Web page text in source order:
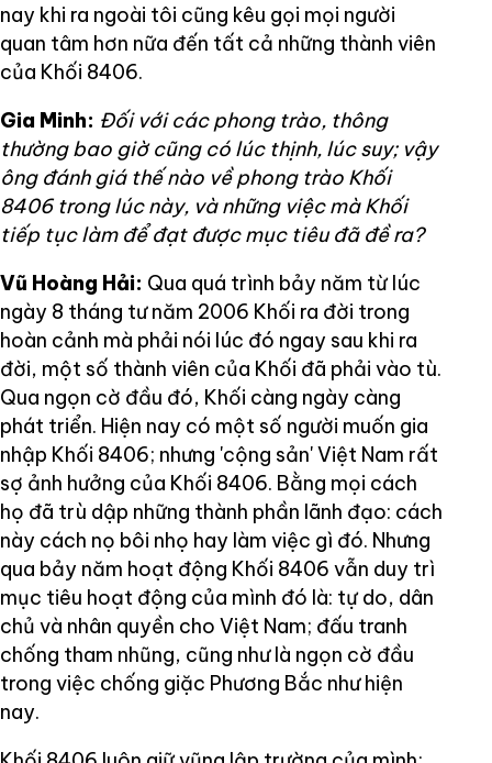
nay khi ra ngoài tôi cũng kêu gọi mọi người
quan tâm hơn nữa đến tất cả những thành viên
của Khối 8406.
Gia Minh: Đối với các phong trào, thông
thường bao giờ cũng có lúc thịnh, lúc suy; vậy
ông đánh giá thế nào về phong trào Khối
8406 trong lúc này, và những việc mà Khối
tiếp tục làm để đạt được mục tiêu đã đề ra?
Vũ Hoàng Hải: Qua quá trình bảy năm từ lúc
ngày 8 tháng tư năm 2006 Khối ra đời trong
hoàn cảnh mà phải nói lúc đó ngay sau khi ra
đời, một số thành viên của Khối đã phải vào tù.
Qua ngọn cờ đầu đó, Khối càng ngày càng
phát triển. Hiện nay có một số người muốn gia
nhập Khối 8406; nhưng 'cộng sản' Việt Nam rất
sợ ảnh hưởng của Khối 8406. Bằng mọi cách
họ đã trù dập những thành phần lãnh đạo: cách
này cách nọ bôi nhọ hay làm việc gì đó. Nhưng
qua bảy năm hoạt động Khối 8406 vẫn duy trì
mục tiêu hoạt động của mình đó là: tự do, dân
chủ và nhân quyền cho Việt Nam; đấu tranh
chống tham nhũng, cũng như là ngọn cờ đầu
trong việc chống giặc Phương Bắc như hiện
nay.